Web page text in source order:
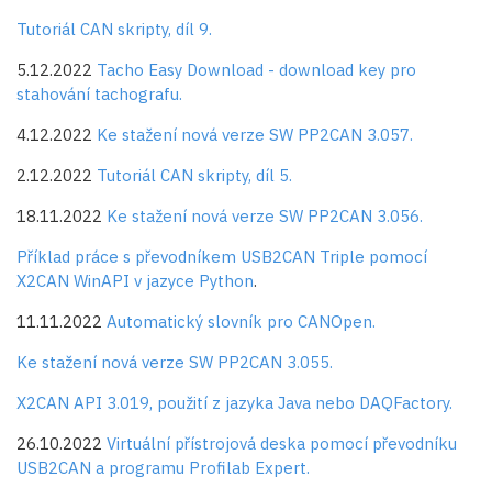
Tutoriál CAN skripty, díl 9.
5.12.2022 Tacho Easy Download - download key pro
stahování tachografu.
4.12.2022 Ke stažení nová verze SW PP2CAN 3.057.
2.12.2022 Tutoriál CAN skripty, díl 5.
18.11.2022 Ke stažení nová verze SW PP2CAN 3.056.
Příklad práce s převodníkem USB2CAN Triple pomocí
X2CAN WinAPI v jazyce Python.
11.11.2022 Automatický slovník pro CANOpen.
Ke stažení nová verze SW PP2CAN 3.055.
X2CAN API 3.019, použití z jazyka Java nebo DAQFactory.
26.10.2022 Virtuální přístrojová deska pomocí převodníku
USB2CAN a programu Profilab Expert.